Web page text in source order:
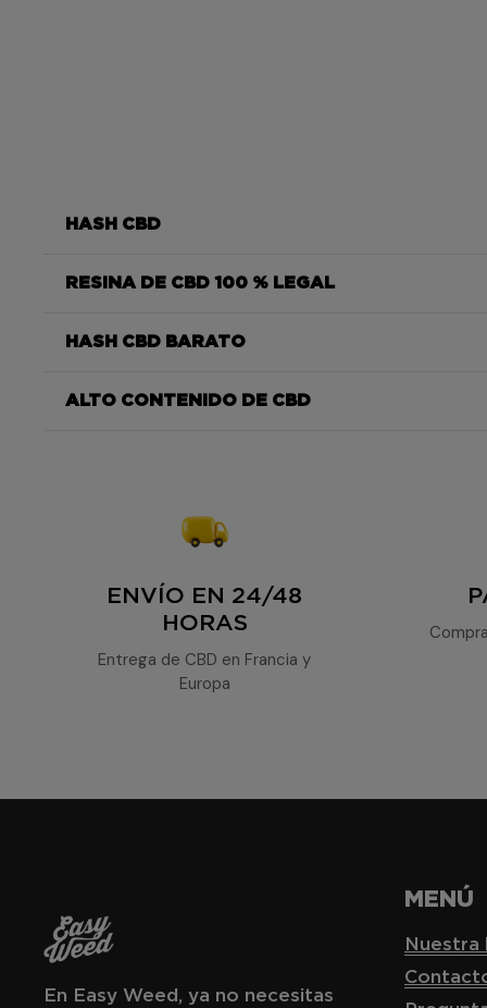
HASH CBD
résine CBD Olive Easy Weed
RESINA DE CBD 100 % LEGAL
résine CBD Olive Easy Weed
HASH CBD BARATO
ALTO CONTENIDO DE CBD
ENVÍO EN 24/48
HORAS
Entrega de CBD en Francia y
Europa
En Easy Weed, ya no necesitas
MENÚ
Nuestra